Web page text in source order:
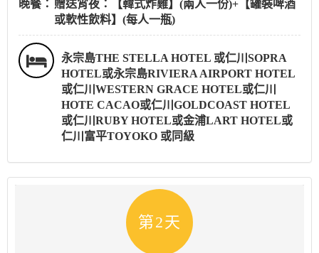
晚餐： 贈送宵夜：【韓式炸雞】(兩人一份)+【罐裝啤酒
或軟性飲料】(每人一瓶)
永宗島THE STELLA HOTEL 或仁川SOPRA
HOTEL或永宗島RIVIERA AIRPORT HOTEL
或仁川WESTERN GRACE HOTEL或仁川
HOTE CACAO或仁川GOLDCOAST HOTEL
或仁川RUBY HOTEL或金浦LART HOTEL或
仁川富平TOYOKO 或同級
第2天